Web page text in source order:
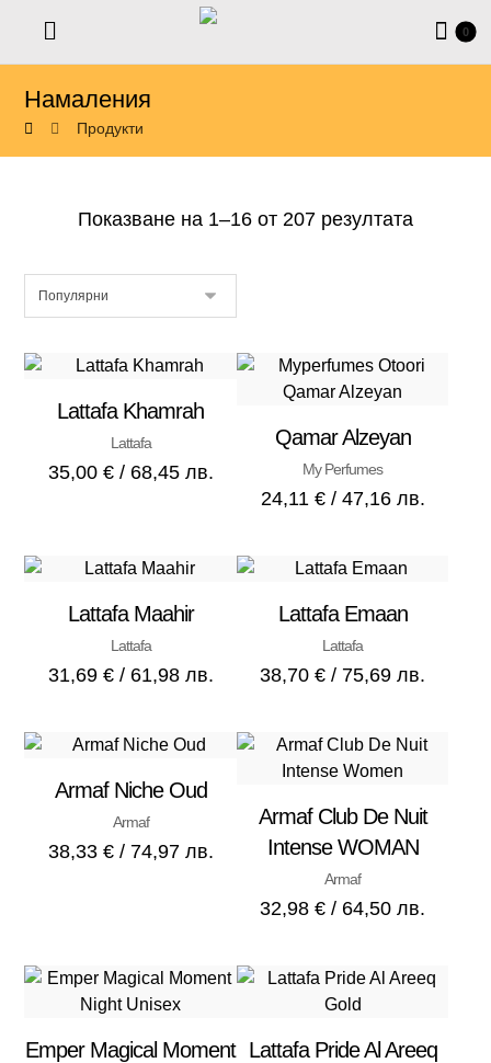
Намаления
Продукти
Показване на 1–16 от 207 резултата
Lattafa Khamrah
Lattafa
35,00 €/ 68,45 лв.
Qamar Alzeyan
My Perfumes
24,11 €/ 47,16 лв.
Lattafa Maahir
Lattafa
31,69 €/ 61,98 лв.
Lattafa Emaan
Lattafa
38,70€ / 75,69 лв.
Armaf Niche Oud
Armaf
38,33 €/ 74,97 лв.
Armaf Club De Nuit
Intense WOMAN
Armaf
32,98€ / 64,50 лв.
Emper Magical Moment Lattafa Pride Al Areeq